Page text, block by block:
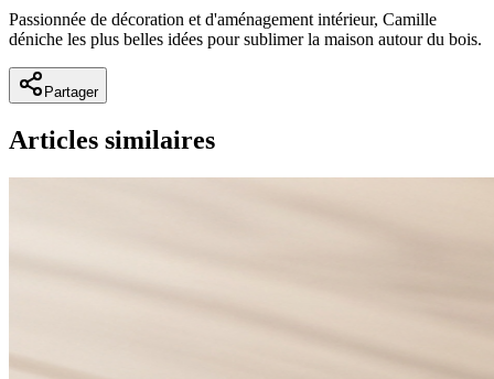
Passionnée de décoration et d'aménagement intérieur, Camille
déniche les plus belles idées pour sublimer la maison autour du bois.
Partager
Articles similaires